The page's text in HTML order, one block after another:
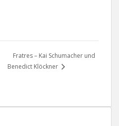
Fratres – Kai Schumacher und
Benedict Klöckner